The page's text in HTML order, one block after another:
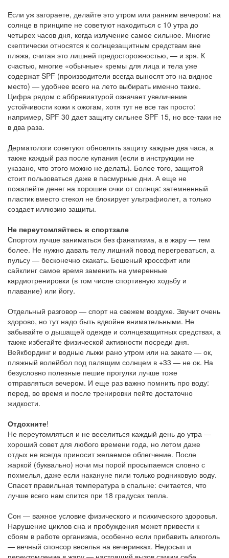
Если уж загораете, делайте это утром или ранним вечером: на
солнце в принципе не советуют находиться с 10 утра до
четырех часов дня, когда излучение самое сильное. Многие
скептически относятся к солнцезащитным средствам вне
пляжа, считая это лишней предосторожностью, — и зря. К
счастью, многие «обычные» кремы для лица и тела уже
содержат SPF (производители всегда выносят это на видное
место) — удобнее всего на лето выбирать именно такие.
Цифра рядом с аббревиатурой означает увеличение
устойчивости кожи к ожогам, хотя тут не все так просто:
например, SPF 30 дает защиту сильнее SPF 15, но все-таки не
в два раза.
Дерматологи советуют обновлять защиту каждые два часа, а
также каждый раз после купания (если в инструкции не
указано, что этого можно не делать). Более того, защитой
стоит пользоваться даже в пасмурные дни. А еще не
пожалейте денег на хорошие очки от солнца: затемненный
пластик вместо стекол не блокирует ультрафиолет, а только
создает иллюзию защиты.
Не переутомляйтесь в спортзале
Спортом лучше заниматься без фанатизма, а в жару — тем
более. Не нужно давать телу лишний повод перегреваться, а
пульсу — бесконечно скакать. Бешеный кроссфит или
сайклинг самое время заменить на умеренные
кардиотренировки (в том числе спортивную ходьбу и
плавание) или йогу.
Отдельный разговор — спорт на свежем воздухе. Звучит очень
здорово, но тут надо быть вдвойне внимательными. Не
забывайте о дышащей одежде и солнцезащитных средствах, а
также избегайте физической активности посреди дня.
Вейкбординг и водные лыжи рано утром или на закате — ок,
пляжный волейбол под палящим солнцем в +33 — не ок. На
безусловно полезные пешие прогулки лучше тоже
отправляться вечером. И еще раз важно помнить про воду:
перед, во время и после тренировки пейте достаточно
жидкости.
Отдохните!
Не переутомляться и не веселиться каждый день до утра —
хороший совет для любого времени года, но летом даже
отдых не всегда приносит желаемое облегчение. После
жаркой (буквально) ночи мы порой просыпаемся словно с
похмелья, даже если накануне пили только родниковую воду.
Спасет правильная температура в спальне: считается, что
лучше всего нам спится при 18 градусах тепла.
Сон — важное условие физического и психического здоровья.
Нарушение циклов сна и пробуждения может привести к
сбоям в работе организма, особенно если прибавить алкоголь
— вечный спонсор веселья на вечеринках. Недосып и